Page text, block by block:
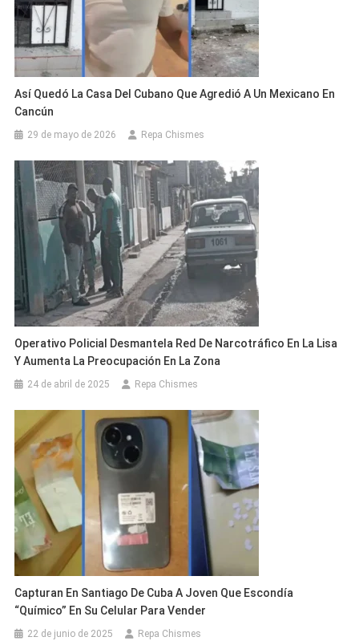
Así Quedó La Casa Del Cubano Que Agredió A Un Mexicano En
Cancún
29 de mayo de 2026 Repa Chismes
Operativo Policial Desmantela Red De Narcotráfico En La Lisa
Y Aumenta La Preocupación En La Zona
24 de abril de 2025 Repa Chismes
Capturan En Santiago De Cuba A Joven Que Escondía
“Químico” En Su Celular Para Vender
22 de junio de 2025 Repa Chismes